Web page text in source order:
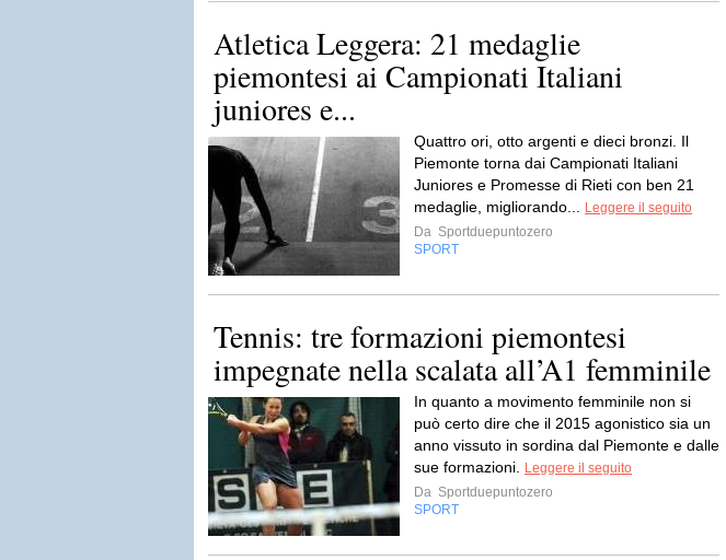
Atletica Leggera: 21 medaglie
piemontesi ai Campionati Italiani
juniores e...
Quattro ori, otto argenti e dieci bronzi. Il
Piemonte torna dai Campionati Italiani
Juniores e Promesse di Rieti con ben 21
medaglie, migliorando...
Leggere il seguito
Da Sportduepuntozero
SPORT
Tennis: tre formazioni piemontesi
impegnate nella scalata all’A1 femminile
In quanto a movimento femminile non si
può certo dire che il 2015 agonistico sia un
anno vissuto in sordina dal Piemonte e dalle
sue formazioni.
Leggere il seguito
Da Sportduepuntozero
SPORT